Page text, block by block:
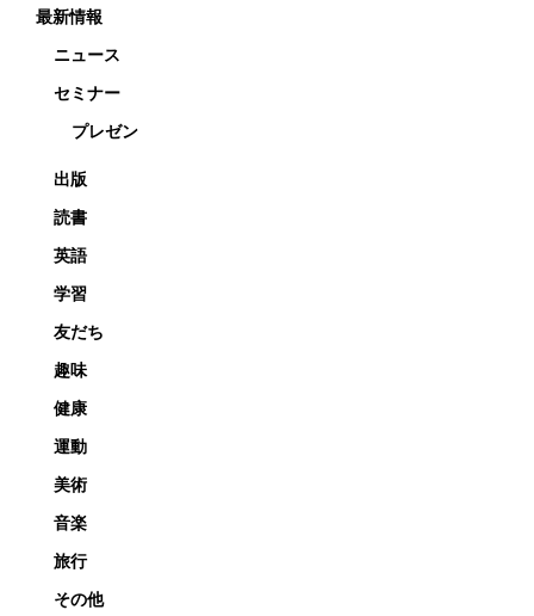
最新情報
ニュース
セミナー
プレゼン
出版
読書
英語
学習
友だち
趣味
健康
運動
美術
音楽
旅行
その他